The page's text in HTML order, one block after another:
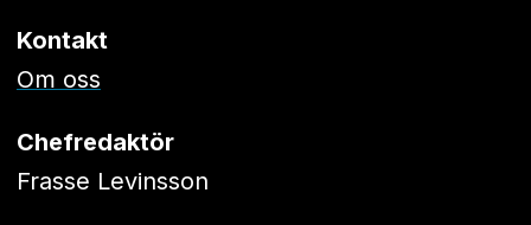
Kontakt
Om oss
Chefredaktör
Frasse Levinsson